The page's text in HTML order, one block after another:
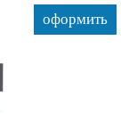
оформить